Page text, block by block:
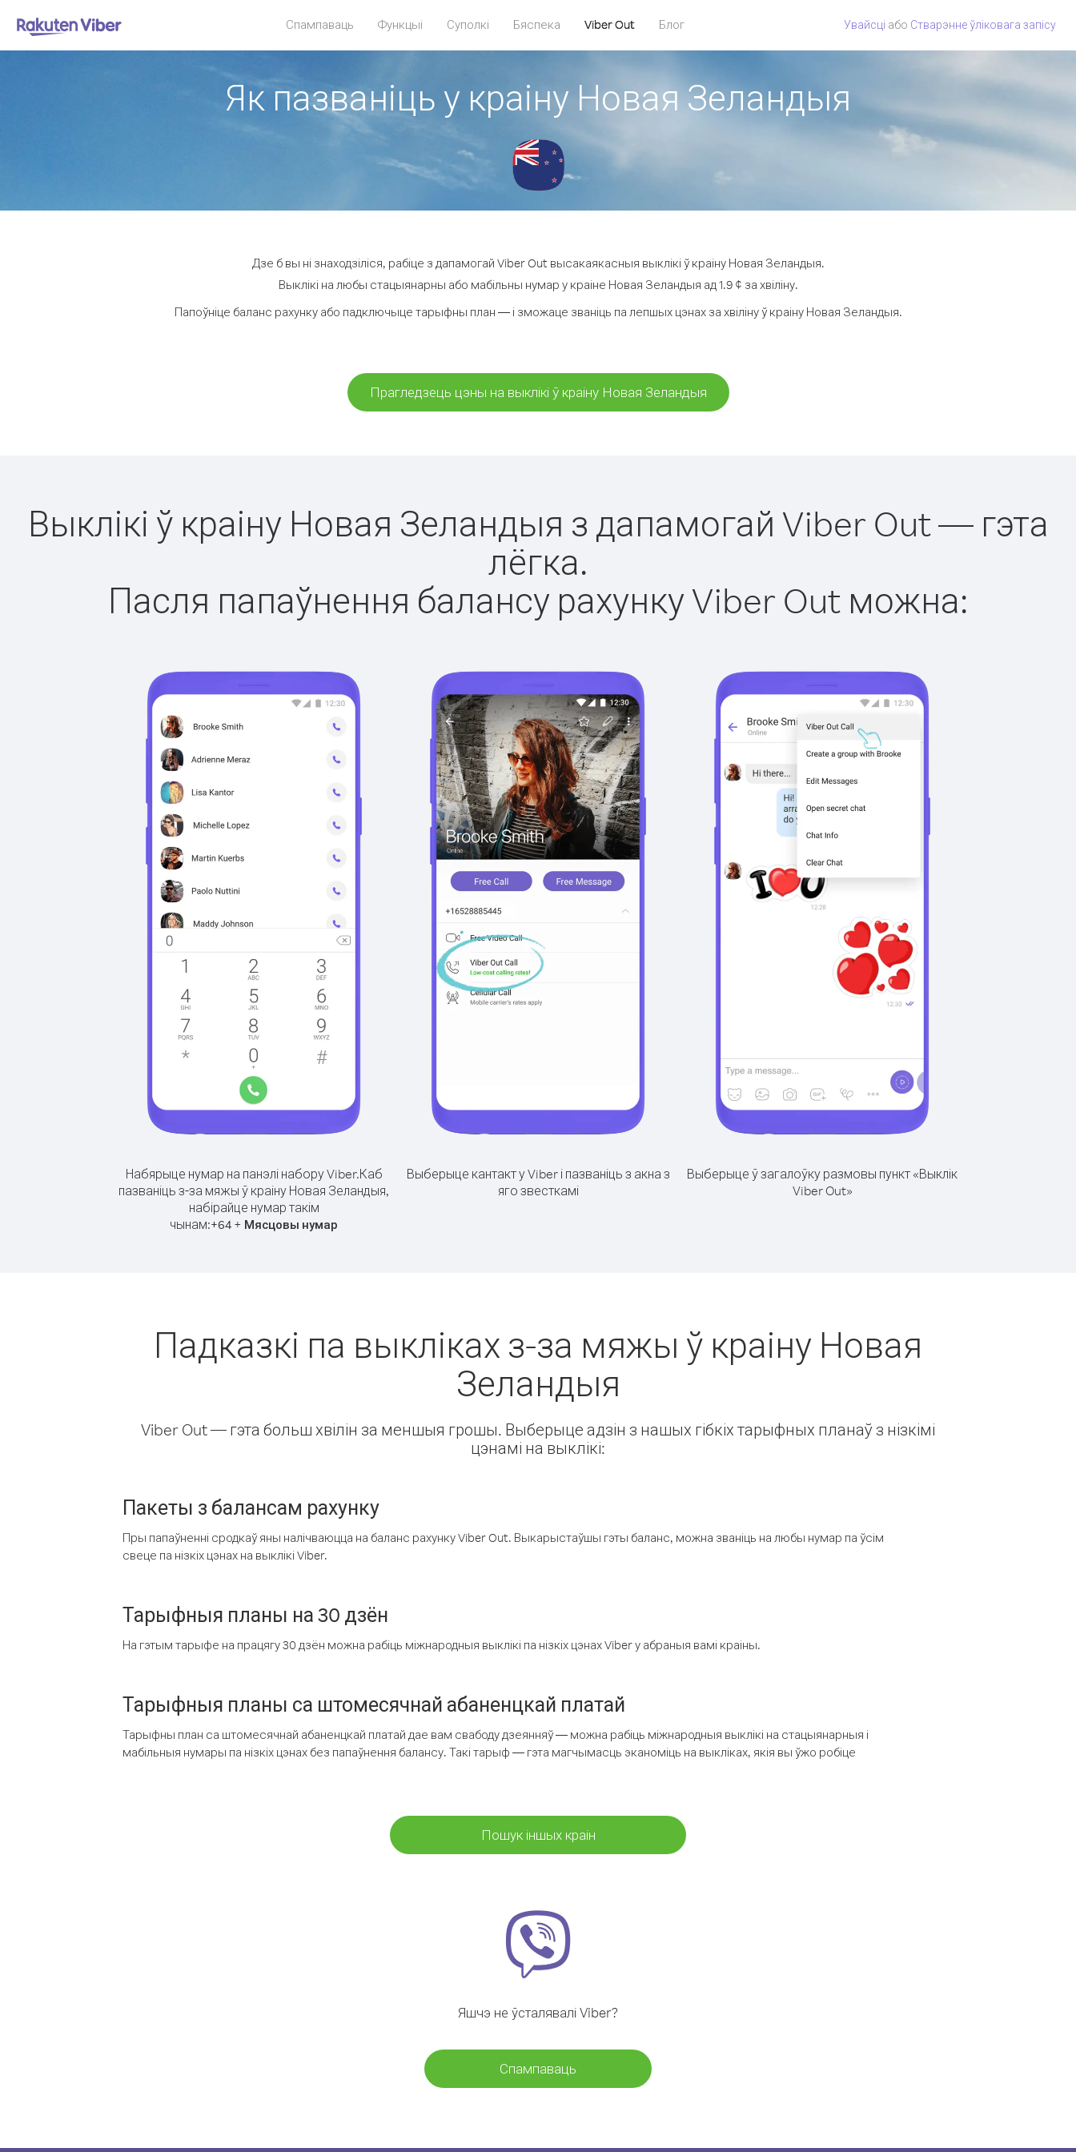
Спампаваць Функцыі Суполкі Бяспека Viber Out Блог Увайсці або Стварэнне ўліковага запісу
Як пазваніць у краіну Новая Зеландыя
Дзе б вы ні знаходзіліся, рабіце з дапамогай Viber Out высакаякасныя выклікі ў краіну Новая Зеландыя.
Выклікі на любы стацыянарны або мабільны нумар у краіне Новая Зеландыя ад 1.9 ¢ за хвіліну.
Папоўніце баланс рахунку або падключыце тарыфны план — і зможаце званіць па лепшых цэнах за хвіліну ў краіну Новая Зеландыя.
Прагледзець цэны на выклікі ў краіну Новая Зеландыя
Выклікі ў краіну Новая Зеландыя з дапамогай Viber Out — гэта
лёгка.
Пасля папаўнення балансу рахунку Viber Out можна:
Набярыце нумар на панэлі набору Viber.Каб
пазваніць з-за мяжы ў краіну Новая Зеландыя,
набірайце нумар такім
чынам:+64 + Мясцовы нумар
Выберыце кантакт у Viber і пазваніць з акна з
яго звесткамі
Выберыце ў загалоўку размовы пункт «Выклік
Viber Out»
Падказкі па выкліках з-за мяжы ў краіну Новая
Зеландыя
Viber Out — гэта больш хвілін за меншыя грошы. Выберыце адзін з нашых гібкіх тарыфных планаў з нізкімі
цэнамі на выклікі:
Пакеты з балансам рахунку
Пры папаўненні сродкаў яны налічваюцца на баланс рахунку Viber Out. Выкарыстаўшы гэты баланс, можна званіць на любы нумар па ўсім
свеце па нізкіх цэнах на выклікі Viber.
Тарыфныя планы на 30 дзён
На гэтым тарыфе на працягу 30 дзён можна рабіць міжнародныя выклікі па нізкіх цэнах Viber у абраныя вамі краіны.
Тарыфныя планы са штомесячнай абаненцкай платай
Тарыфны план са штомесячнай абаненцкай платай дае вам свабоду дзеянняў — можна рабіць міжнародныя выклікі на стацыянарныя і
мабільныя нумары па нізкіх цэнах без папаўнення балансу. Такі тарыф — гэта магчымасць эканоміць на выкліках, якія вы ўжо робіце
Пошук іншых краін
Яшчэ не ўсталявалі Viber?
Спампаваць